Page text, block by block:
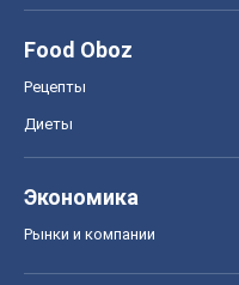
Food Oboz
Рецепты
Диеты
Экономика
Рынки и компании